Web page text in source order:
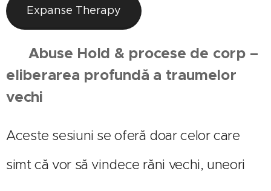
Expanse Therapy
Abuse Hold & procese de corp –
eliberarea profundă a traumelor
vechi
Aceste sesiuni se oferă doar celor care
simt că vor să vindece răni vechi, uneori